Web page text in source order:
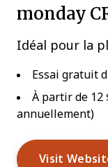
monday
Idéal pour la
Essai gratuit
À partir de 12
annuellement)
Visit